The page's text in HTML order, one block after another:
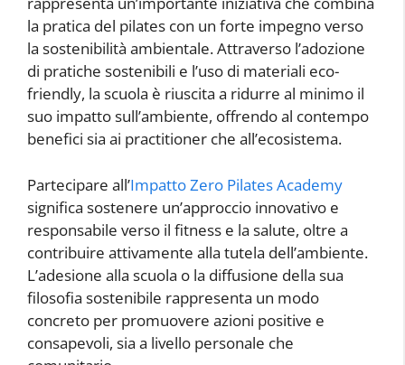
la pratica del pilates con un forte impegno verso
la sostenibilità ambientale. Attraverso l’adozione
di pratiche sostenibili e l’uso di materiali eco-
friendly, la scuola è riuscita a ridurre al minimo il
suo impatto sull’ambiente, offrendo al contempo
benefici sia ai practitioner che all’ecosistema.
Partecipare all’Impatto Zero Pilates Academy
significa sostenere un’approccio innovativo e
responsabile verso il fitness e la salute, oltre a
contribuire attivamente alla tutela dell’ambiente.
L’adesione alla scuola o la diffusione della sua
filosofia sostenibile rappresenta un modo
concreto per promuovere azioni positive e
consapevoli, sia a livello personale che